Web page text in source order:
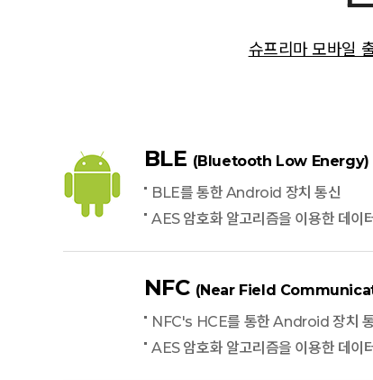
슈프리마 모바일
BLE (Bluetooth Low Energy)
BLE를 통한 Android 장치 통신
AES 암호화 알고리즘을 이용한 데이
NFC (Near Field
NFC's HCE를 통한 Android 장치
AES 암호화 알고리즘을 이용한 데이